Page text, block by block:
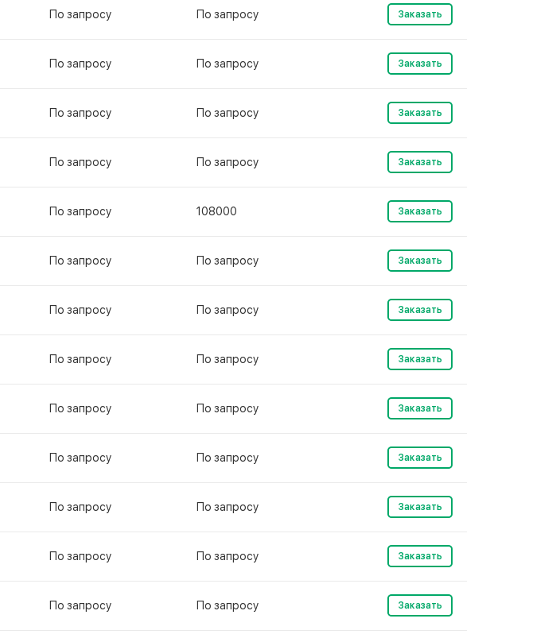
По запросу По запросу Заказать
По запросу По запросу Заказать
По запросу По запросу Заказать
По запросу По запросу Заказать
По запросу 108000 Заказать
По запросу По запросу Заказать
По запросу По запросу Заказать
По запросу По запросу Заказать
По запросу По запросу Заказать
По запросу По запросу Заказать
По запросу По запросу Заказать
По запросу По запросу Заказать
По запросу По запросу Заказать